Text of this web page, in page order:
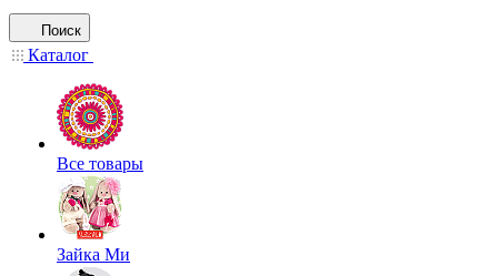
Поиск
Каталог
Все товары
Зайка Ми